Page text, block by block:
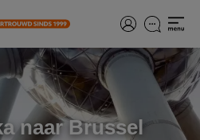
naar Brussel